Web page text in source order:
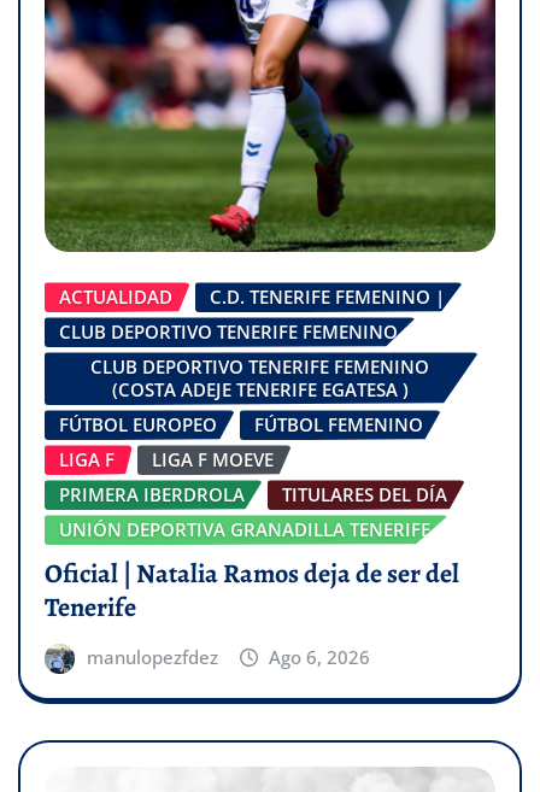
ACTUALIDAD
C.D. TENERIFE FEMENINO |
CLUB DEPORTIVO TENERIFE FEMENINO
CLUB DEPORTIVO TENERIFE FEMENINO
(COSTA ADEJE TENERIFE EGATESA )
FÚTBOL EUROPEO
FÚTBOL FEMENINO
LIGA F
LIGA F MOEVE
PRIMERA IBERDROLA
TITULARES DEL DÍA
UNIÓN DEPORTIVA GRANADILLA TENERIFE
Oficial | Natalia Ramos deja de ser del
Tenerife
manulopezfdez Ago 6, 2026